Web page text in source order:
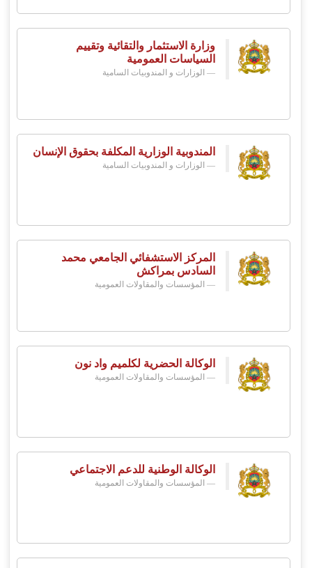
وزارة الاستثمار والتقائية وتقييم
السياسات العمومية
الوزارات و المندوبيات السامية
المندوبية الوزارية المكلفة بحقوق الإنسان
الوزارات و المندوبيات السامية
المركز الاستشفائي الجامعي محمد
السادس بمراكش
المؤسسات والمقاولات العمومية
الوكالة الحضرية لكلميم واد نون
المؤسسات والمقاولات العمومية
الوكالة الوطنية للدعم الاجتماعي
المؤسسات والمقاولات العمومية